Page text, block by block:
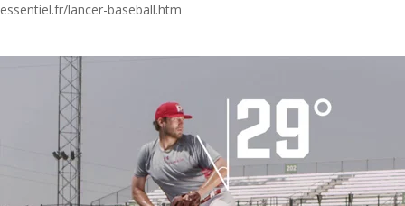
essentiel.fr/lancer-baseball.htm